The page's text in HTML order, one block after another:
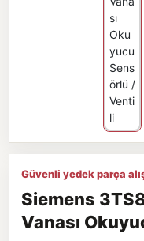
Güvenli yedek parça
Siemens
Vanası